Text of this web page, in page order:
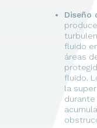
Diseño
fluido
áreas
fluido.
la